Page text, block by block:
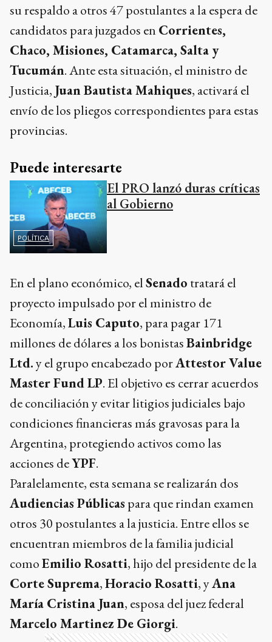
su respaldo a otros 47 postulantes a la espera de
candidatos para juzgados en Corrientes,
Chaco, Misiones, Catamarca, Salta y
Tucumán. Ante esta situación, el ministro de
Justicia, Juan Bautista Mahiques, activará el
envío de los pliegos correspondientes para estas
provincias.
Puede interesarte
POLÍTICA
El PRO lanzó duras críticas
al Gobierno
En el plano económico, elSenado tratará el
proyecto impulsado por el ministro de
Economía,Luis Caputo, para pagar 171
millones de dólares a los bonistasBainbridge
Ltd.y el grupo encabezado porAttestor Value
Master Fund LP. El objetivo es cerrar acuerdos
de conciliación y evitar litigios judiciales bajo
condiciones financieras más gravosas para la
Argentina, protegiendo activos como las
acciones deYPF.
Paralelamente, esta semana se realizarán dos
Audiencias Públicas para que rindan examen
otros 30 postulantes a la justicia. Entre ellos se
encuentran miembros de la familia judicial
comoEmilio Rosatti, hijo del presidente de la
Corte Suprema,Horacio Rosatti, yAna
María Cristina Juan, esposa del juez federal
Marcelo Martinez De Giorgi.
Ads